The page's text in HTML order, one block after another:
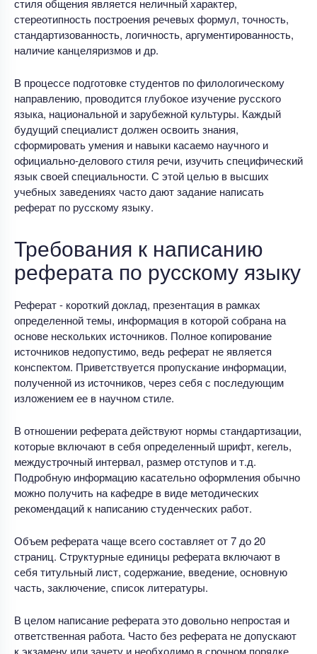
стиля общения является неличный характер,
стереотипность построения речевых формул, точность,
стандартизованность, логичность, аргументированность,
наличие канцеляризмов и др.
В процессе подготовке студентов по филологическому
направлению, проводится глубокое изучение русского
языка, национальной и зарубежной культуры. Каждый
будущий специалист должен освоить знания,
сформировать умения и навыки касаемо научного и
официально-делового стиля речи, изучить специфический
язык своей специальности. С этой целью в высших
учебных заведениях часто дают задание написать
реферат по русскому языку.
Требования к написанию
реферата по русскому языку
Реферат - короткий доклад, презентация в рамках
определенной темы, информация в которой собрана на
основе нескольких источников. Полное копирование
источников недопустимо, ведь реферат не является
конспектом. Приветствуется пропускание информации,
полученной из источников, через себя с последующим
изложением ее в научном стиле.
В отношении реферата действуют нормы стандартизации,
которые включают в себя определенный шрифт, кегель,
междустрочный интервал, размер отступов и т.д.
Подробную информацию касательно оформления обычно
можно получить на кафедре в виде методических
рекомендаций к написанию студенческих работ.
Объем реферата чаще всего составляет от 7 до 20
страниц. Структурные единицы реферата включают в
себя титульный лист, содержание, введение, основную
часть, заключение, список литературы.
В целом написание реферата это довольно непростая и
ответственная работа. Часто без реферата не допускают
к экзамену или зачету и необходимо в срочном порядке